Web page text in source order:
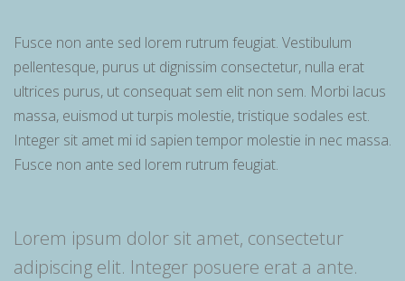
Fusce non ante sed lorem rutrum feugiat. Vestibulum
pellentesque, purus ut dignissim consectetur, nulla erat
ultrices purus, ut consequat sem elit non sem. Morbi lacus
massa, euismod ut turpis molestie, tristique sodales est.
Integer sit amet mi id sapien tempor molestie in nec massa.
Fusce non ante sed lorem rutrum feugiat.
Lorem ipsum dolor sit amet, consectetur
adipiscing elit. Integer posuere erat a ante.